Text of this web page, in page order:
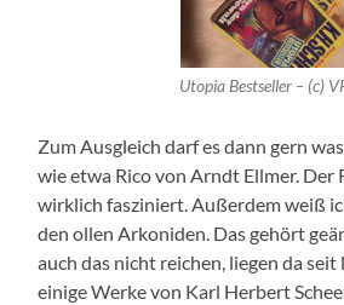
Utopia Bestseller – (c)
Zum Ausgleich darf es dann gern was
wie etwa Rico von Arndt Ellmer. Der
wirklich fasziniert. Außerdem weiß
den ollen Arkoniden. Das gehört
auch das nicht reichen, liegen da
einige Werke von Karl Herbert